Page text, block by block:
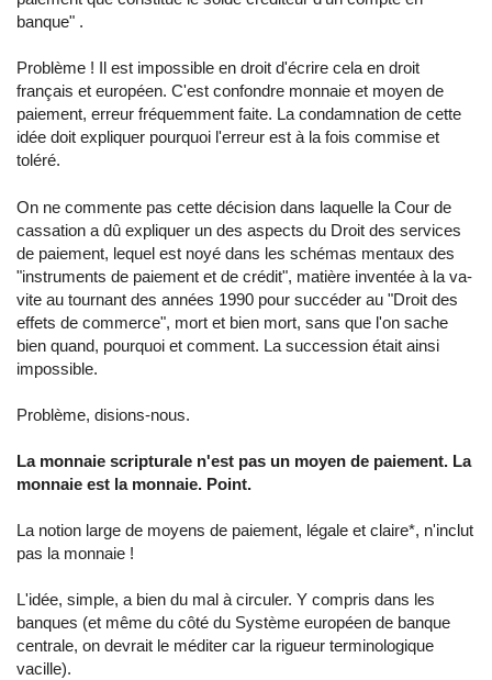
banque" .
Problème ! Il est impossible en droit d'écrire cela en droit
français et européen. C'est confondre monnaie et moyen de
paiement, erreur fréquemment faite. La condamnation de cette
idée doit expliquer pourquoi l'erreur est à la fois commise et
toléré.
On ne commente pas cette décision dans laquelle la Cour de
cassation a dû expliquer un des aspects du Droit des services
de paiement, lequel est noyé dans les schémas mentaux des
"instruments de paiement et de crédit", matière inventée à la va-
vite au tournant des années 1990 pour succéder au "Droit des
effets de commerce", mort et bien mort, sans que l'on sache
bien quand, pourquoi et comment. La succession était ainsi
impossible.
Problème, disions-nous.
La monnaie scripturale n'est pas un moyen de paiement. La
monnaie est la monnaie. Point.
La notion large de moyens de paiement, légale et claire*, n'inclut
pas la monnaie !
L'idée, simple, a bien du mal à circuler. Y compris dans les
banques (et même du côté du Système européen de banque
centrale, on devrait le méditer car la rigueur terminologique
vacille).